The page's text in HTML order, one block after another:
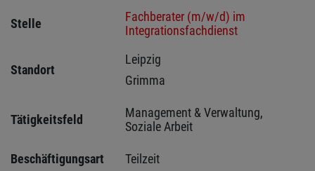
Stelle
Fachberater (m/w/d) im
Integrationsfachdienst
Standort
Leipzig
Grimma
Tätigkeitsfeld
Management & Verwaltung,
Soziale Arbeit
Beschäftigungsart Teilzeit